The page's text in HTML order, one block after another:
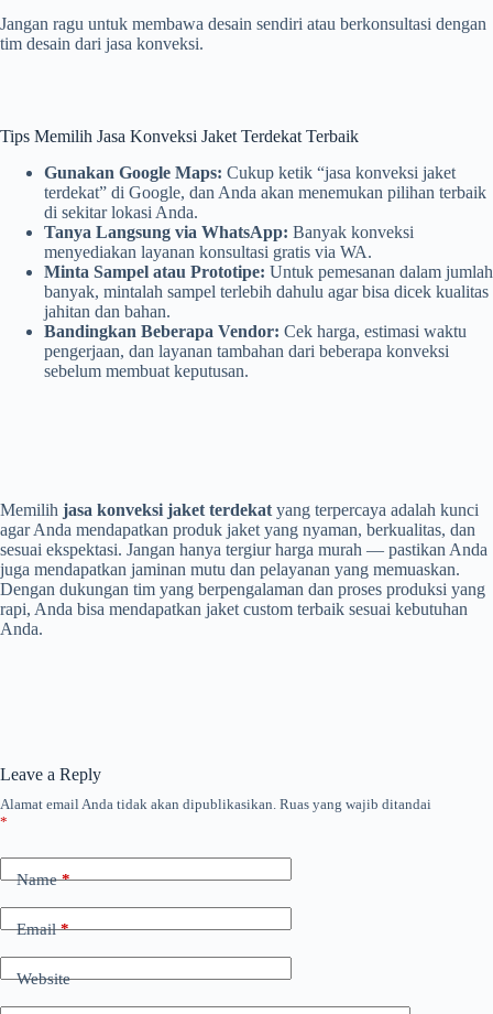
Jangan ragu untuk membawa desain sendiri atau berkonsultasi dengan
tim desain dari jasa konveksi.
Tips Memilih Jasa Konveksi Jaket Terdekat Terbaik
Gunakan Google Maps: Cukup ketik “jasa konveksi jaket
terdekat” di Google, dan Anda akan menemukan pilihan terbaik
di sekitar lokasi Anda.
Tanya Langsung via WhatsApp: Banyak konveksi
menyediakan layanan konsultasi gratis via WA.
Minta Sampel atau Prototipe: Untuk pemesanan dalam jumlah
banyak, mintalah sampel terlebih dahulu agar bisa dicek kualitas
jahitan dan bahan.
Bandingkan Beberapa Vendor: Cek harga, estimasi waktu
pengerjaan, dan layanan tambahan dari beberapa konveksi
sebelum membuat keputusan.
Memilih jasa konveksi jaket terdekat yang terpercaya adalah kunci
agar Anda mendapatkan produk jaket yang nyaman, berkualitas, dan
sesuai ekspektasi. Jangan hanya tergiur harga murah — pastikan Anda
juga mendapatkan jaminan mutu dan pelayanan yang memuaskan.
Dengan dukungan tim yang berpengalaman dan proses produksi yang
rapi, Anda bisa mendapatkan jaket custom terbaik sesuai kebutuhan
Anda.
Leave a Reply
Alamat email Anda tidak akan dipublikasikan. Ruas yang wajib ditandai
*
Name*
Email*
Website